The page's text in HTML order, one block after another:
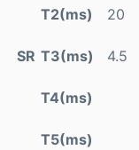
SR
Т2(ms) 20
Т3(ms) 4.5
Т4(ms)
Т5(ms)